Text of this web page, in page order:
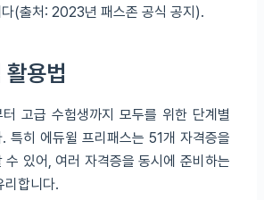
(출처: 2023년 패스존 공식 공지).
활용법
고급 수험생까지 모두를 위한 단계별
특히 에듀윌 프리패스는 51개 자격증을
수 있어, 여러 자격증을 동시에 준비하는
리합니다.